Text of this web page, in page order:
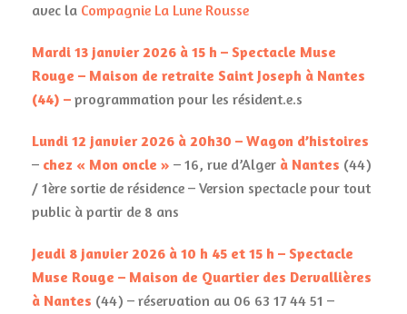
avec la Compagnie La Lune Rousse
Mardi 13 janvier 2026 à 15 h – Spectacle Muse
Rouge – Maison de retraite Saint Joseph à Nantes
(44) – programmation pour les résident.e.s
Lundi 12 janvier 2026 à 20h30 – Wagon d’histoires
– chez « Mon oncle » – 16, rue d’Alger à Nantes (44)
/ 1ère sortie de résidence – Version spectacle pour tout
public à partir de 8 ans
Jeudi 8 janvier 2026 à 10 h 45 et 15 h – Spectacle
Muse Rouge – Maison de Quartier des Dervallières
à Nantes (44) – réservation au 06 63 17 44 51 –